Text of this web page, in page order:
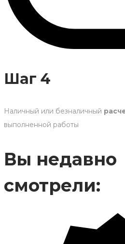
Шаг 4
Наличный или безналичный
выполненной работы
Вы недавно
смотрели: